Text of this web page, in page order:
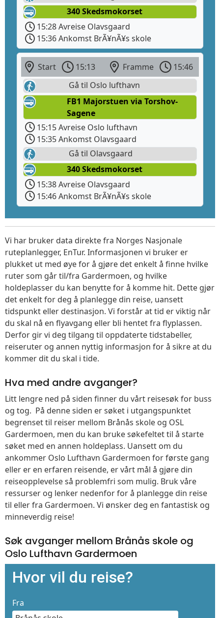
340 Skedsmokorset
15:28 Avreise Olavsgaard
15:36 Ankomst BrÃ¥nÃ¥s skole
Start 15:13 Framme
15:46
Gå til Oslo lufthavn
FB1 Majorstuen via Torshov-
Sagene
15:15 Avreise Oslo lufthavn
15:35 Ankomst Olavsgaard
Gå til Olavsgaard
340 Skedsmokorset
15:38 Avreise Olavsgaard
15:46 Ankomst BrÃ¥nÃ¥s skole
Vi har bruker data direkte fra Norges Nasjonale
ruteplanlegger, EnTur. Informasjonen vi bruker er
plukket ut med øye for å gjøre det enkelt å finne hvilke
ruter som går til/fra Gardermoen, og hvilke
holdeplasser du kan benytte for å komme hit. Dette gjør
det enkelt for deg å planlegge din reise, uansett
tidspunkt eller destinasjon. Vi forstår at tid er viktig når
du skal nå en flyavgang eller bli hentet fra flyplassen.
Derfor gir vi deg tilgang til oppdaterte tidstabeller,
reiseruter og annen nyttig informasjon for å sikre at du
kommer dit du skal i tide.
Hva med andre avganger?
Litt lengre ned på siden finner du vårt reisesøk for buss
og tog. På denne siden er søket i utgangspunktet
begrenset til reiser mellom Brånås skole og OSL
Gardermoen, men du kan bruke søkefeltet til å starte
søket med en annen holdeplass. Uansett om du
ankommer Oslo Lufthavn Gardermoen for første gang
eller er en erfaren reisende, er vårt mål å gjøre din
reiseopplevelse så problemfri som mulig. Bruk våre
ressurser og lenker nedenfor for å planlegge din reise
til eller fra Gardermoen. Vi ønsker deg en fantastisk og
minneverdig reise!
Søk avganger mellom Brånås skole og
Oslo Lufthavn Gardermoen
Hvor vil du reise?
Fra